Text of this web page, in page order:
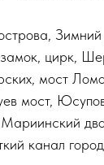
цирк,
мост
мост,
канал